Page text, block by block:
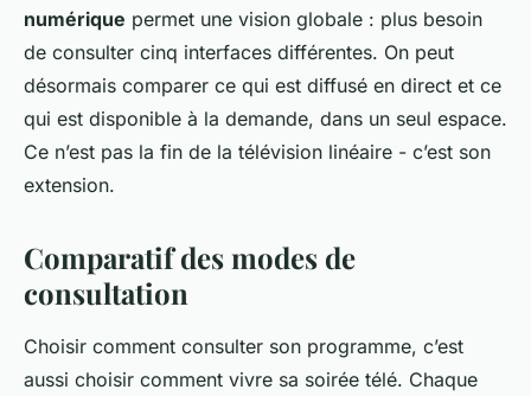
numérique permet une vision globale : plus besoin
de consulter cinq interfaces différentes. On peut
désormais comparer ce qui est diffusé en direct et ce
qui est disponible à la demande, dans un seul espace.
Ce n’est pas la fin de la télévision linéaire - c’est son
extension.
Comparatif des modes de
consultation
Choisir comment consulter son programme, c’est
aussi choisir comment vivre sa soirée télé. Chaque